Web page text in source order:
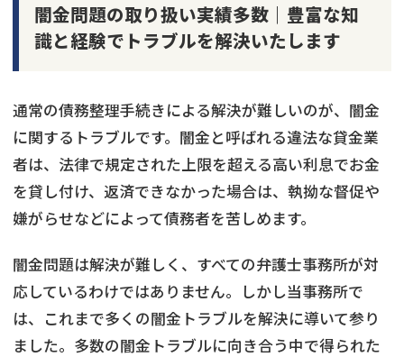
闇金問題の取り扱い実績多数｜豊富な知
識と経験でトラブルを解決いたします
通常の債務整理手続きによる解決が難しいのが、闇金
に関するトラブルです。闇金と呼ばれる違法な貸金業
者は、法律で規定された上限を超える高い利息でお金
を貸し付け、返済できなかった場合は、執拗な督促や
嫌がらせなどによって債務者を苦しめます。
闇金問題は解決が難しく、すべての弁護士事務所が対
応しているわけではありません。しかし当事務所で
は、これまで多くの闇金トラブルを解決に導いて参り
ました。多数の闇金トラブルに向き合う中で得られた